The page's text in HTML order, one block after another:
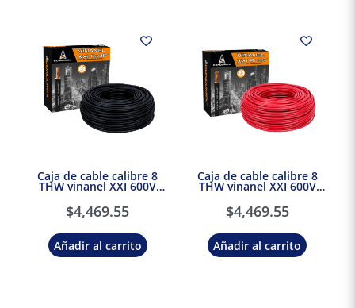
Caja de cable calibre 8
THW vinanel XXI 600V
Condumex
$4,469.55
Añadir al carrito
Caja de cable calibre 8
THW vinanel XXI 600V
$4,469.55
Añadir al carrito